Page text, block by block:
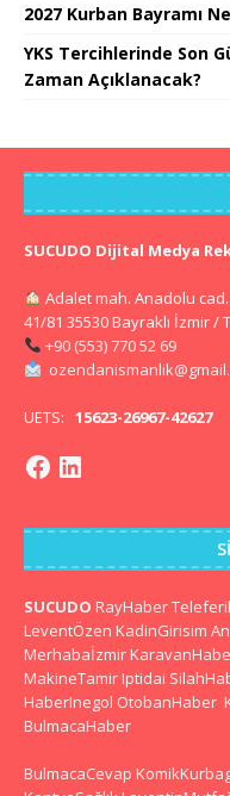
2027 Kurban Bayramı
YKS Tercihlerinde Son
Zaman Açıklanacak?
SUCUDO Dijital Medya
Adalet mah. Anadolu
41/81 35530 Bayraklı İzmir /
+90 (553) 770 52 69
UETS: 15623-26967-42627
SUCUDO RayHaber
LeventÖzen KadinGirisim
Merhabaİzmir
MakineTamir Iptidai
HaberInegol OtobanHaber
BulmacaHaber
BulmacaCevap